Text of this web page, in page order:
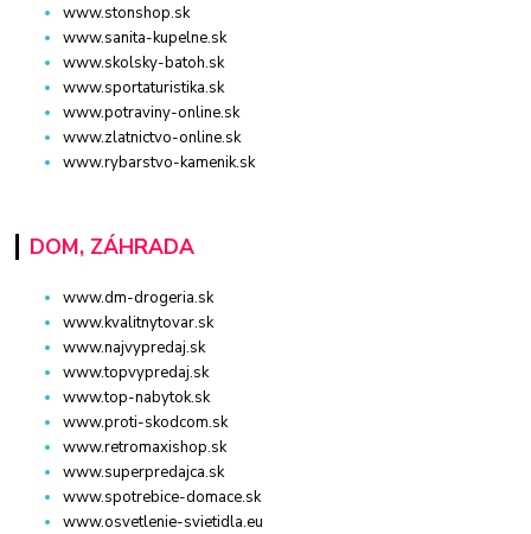
www.stonshop.sk
www.sanita-kupelne.sk
www.skolsky-batoh.sk
www.sportaturistika.sk
www.potraviny-online.sk
www.zlatnictvo-online.sk
www.rybarstvo-kamenik.sk
DOM, ZÁHRADA
www.dm-drogeria.sk
www.kvalitnytovar.sk
www.najvypredaj.sk
www.topvypredaj.sk
www.top-nabytok.sk
www.proti-skodcom.sk
www.retromaxishop.sk
www.superpredajca.sk
www.spotrebice-domace.sk
www.osvetlenie-svietidla.eu